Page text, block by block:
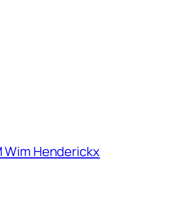
Wim Henderickx